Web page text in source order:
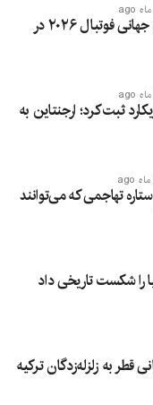
تصویر کلی مرحله حذفی جام جهانی فوتبال ۲۰۲۶ در
ثبت کرد؛ ارجنتاین به
فوتبال ۲۰۲۶؛ ده ستاره تهاجمی که می‌توانند
را شکست تاریخی داد
قطر به زلزله‌زدگان ترکیه